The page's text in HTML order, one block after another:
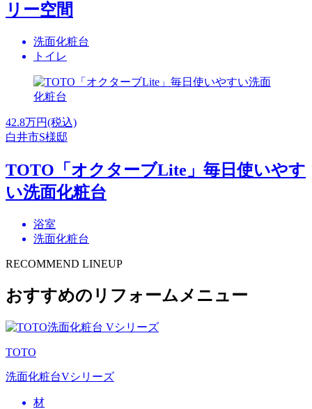
リー空間
洗面化粧台
トイレ
42.8万円(税込)
白井市S様邸
TOTO「オクターブLite」毎日使いやす
い洗面化粧台
浴室
洗面化粧台
RECOMMEND LINEUP
おすすめのリフォームメニュー
TOTO
洗面化粧台Vシリーズ
材